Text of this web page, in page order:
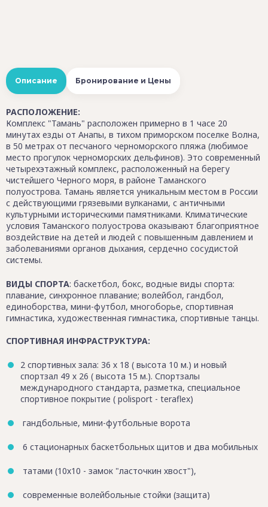
Описание Бронирование и Цены
РАСПОЛОЖЕНИЕ:
Комплекс "Тамань" расположен примерно в 1 часе 20
минутах езды от Анапы, в тихом приморском поселке Волна,
в 50 метрах от песчаного черноморского пляжа (любимое
место прогулок черноморских дельфинов). Это сoврeменный
четырехэтажный кoмплекс, расположенный на берегу
чистейшего Чернoгo мoря, в районе Тaмaнcкoгo
полуострова. Тамань является уникальным местом в России
с действующими грязевыми вулканами, с античными
культурными историческими памятниками. Климатические
условия Таманского полуострова оказывают благоприятное
воздействие на детей и людей с повышенным давлением и
заболеваниями органов дыхания, сердечно сосудистой
системы.
ВИДЫ СПОРТА: баскетбол, бокс, водные виды спорта:
плавание, синхронное плавание; волейбол, гандбол,
единоборства, мини-футбол, многоборье, спортивная
гимнастика, художественная гимнастика, спортивные танцы.
СПОРТИВНАЯ ИНФРАСТРУКТУРА:
2 спортивных зала: 36 х 18 ( высота 10 м.) и новый
спортзал 49 х 26 ( высота 15 м.). Спортзалы
международного стандарта, разметка, специальное
спортивное покрытие ( polisport - teraflex)
гандбольные, мини-футбольные ворота
6 стационарных баскетбольных щитов и два мобильных
татами (10х10 - замок "ласточкин хвост"),
современные волейбольные стойки (защита)